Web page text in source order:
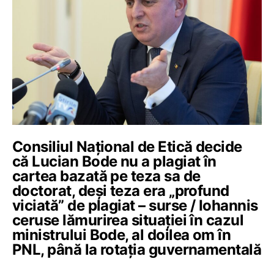
Consiliul Național de Etică decide
că Lucian Bode nu a plagiat în
cartea bazată pe teza sa de
doctorat, deși teza era „profund
viciată” de plagiat – surse / Iohannis
ceruse lămurirea situației în cazul
ministrului Bode, al doilea om în
PNL, până la rotația guvernamentală